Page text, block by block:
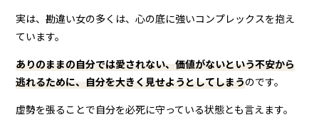
実は、勘違い女の多くは、心の底に強いコンプレックスを抱え
ています。
ありのままの自分では愛されない、価値がないという不安から
逃れるために、自分を大きく見せようとしてしまうのです。
虚勢を張ることで自分を必死に守っている状態とも言えます。